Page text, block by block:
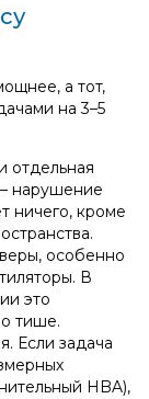
а тот,
на 3–5
отдельная
нарушение
ничего, кроме
особенно
В
это
тише.
Если задача
HBA),